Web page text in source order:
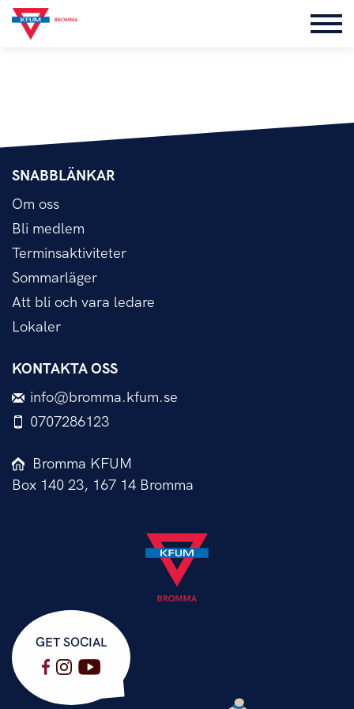
SNABBLÄNKAR
Om oss
Bli medlem
Terminsaktiviteter
Sommarläger
Att bli och vara ledare
Lokaler
KONTAKTA OSS
info@bromma.kfum.se
0707286123
Bromma KFUM
Box 140 23, 167 14 Bromma
GET SOCIAL